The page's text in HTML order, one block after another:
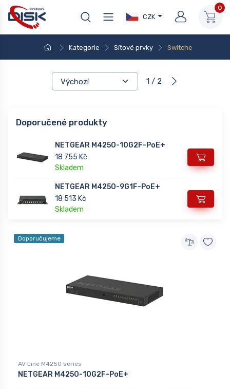
CZK
0
Kategorie Síťové prvky Switche
1 / 2
Doporučené produkty
NETGEAR M4250-10G2F-PoE+
18 755 Kč
Skladem
NETGEAR M4250-9G1F-PoE+
18 513 Kč
Skladem
Doporučujeme
AV Line M4250 series
NETGEAR M4250-10G2F-PoE+